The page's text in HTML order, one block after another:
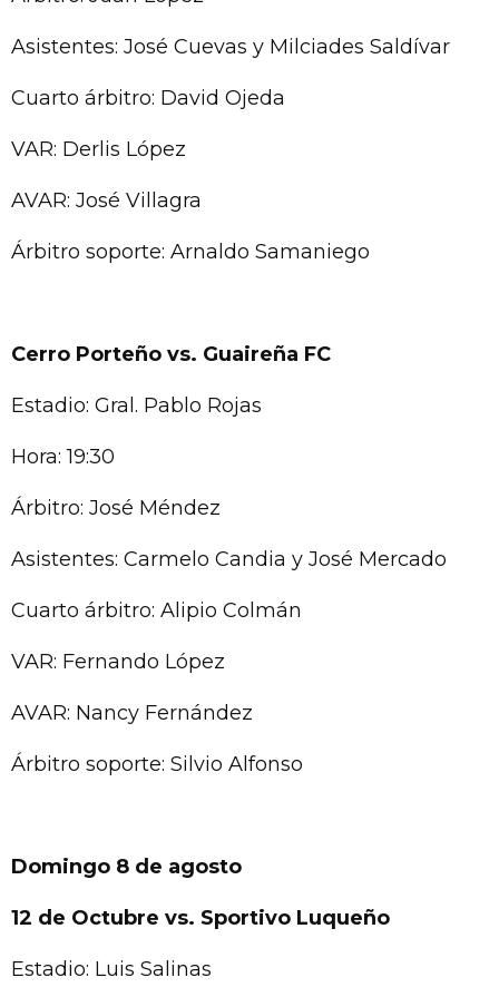
Asistentes: José Cuevas y Milciades Saldívar
Cuarto árbitro: David Ojeda
VAR: Derlis López
AVAR: José Villagra
Árbitro soporte: Arnaldo Samaniego
Cerro Porteño vs. Guaireña FC
Estadio: Gral. Pablo Rojas
Hora: 19:30
Árbitro: José Méndez
Asistentes: Carmelo Candia y José Mercado
Cuarto árbitro: Alipio Colmán
VAR: Fernando López
AVAR: Nancy Fernández
Árbitro soporte: Silvio Alfonso
Domingo 8 de agosto
12 de Octubre vs. Sportivo Luqueño
Estadio: Luis Salinas